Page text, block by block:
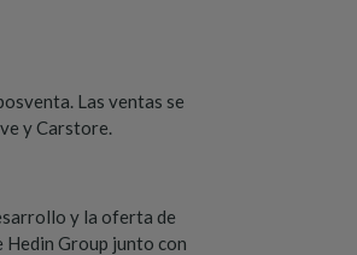
Las ventas se
y Carstore.
y la oferta de
Hedin Group junto con